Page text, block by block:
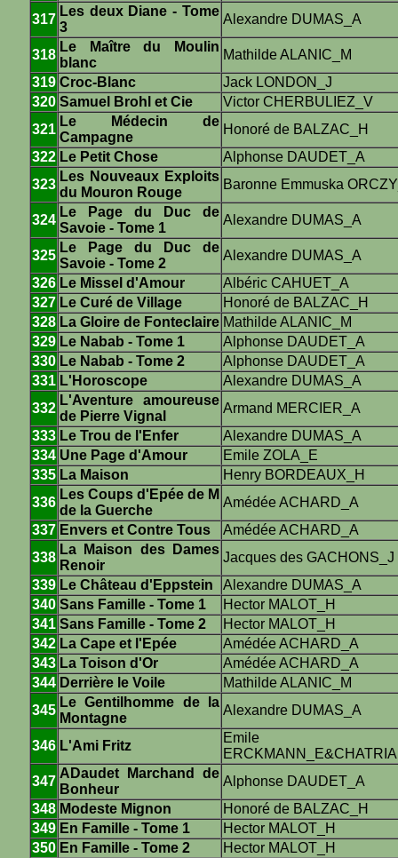
317
Les deux Diane - Tome
3
Alexandre DUMAS_A
318
Le Maître du Moulin
blanc
Mathilde ALANIC_M
319 Croc-Blanc
Jack LONDON_J
320 Samuel Brohl et Cie
Victor CHERBULIEZ_V
321
Le Médecin de
Campagne
Honoré de BALZAC_H
322 Le Petit Chose
Alphonse DAUDET_A
323
Les Nouveaux Exploits
du Mouron Rouge
Baronne Emmuska
324
Le Page du Duc de
Savoie - Tome 1
Alexandre DUMAS_A
325
Le Page du Duc de
Savoie - Tome 2
Alexandre DUMAS_A
326 Le Missel d'Amour
Albéric CAHUET_A
327 Le Curé de Village
Honoré de BALZAC_H
328 La Gloire de Fonteclaire Mathilde ALANIC_M
329 Le Nabab - Tome 1
Alphonse DAUDET_A
330 Le Nabab - Tome 2
Alphonse DAUDET_A
331 L'Horoscope
Alexandre DUMAS_A
332
L'Aventure amoureuse
de Pierre Vignal
Armand MERCIER_A
333 Le Trou de l'Enfer
Alexandre DUMAS_A
334 Une Page d'Amour
Emile ZOLA_E
335 La Maison
Henry BORDEAUX_H
336
Les Coups d'Epée de M
de la Guerche
Amédée ACHARD_A
337 Envers et Contre Tous
Amédée ACHARD_A
338
La Maison des Dames
Renoir
Jacques des GACHONS_J
339 Le Château d'Eppstein
Alexandre DUMAS_A
340 Sans Famille - Tome 1
Hector MALOT_H
341 Sans Famille - Tome 2
Hector MALOT_H
342 La Cape et l'Epée
Amédée ACHARD_A
343 La Toison d'Or
Amédée ACHARD_A
344 Derrière le Voile
Mathilde ALANIC_M
345
Le Gentilhomme de la
Montagne
Alexandre DUMAS_A
346 L'Ami Fritz
Emile
347
ADaudet Marchand de
Bonheur
Alphonse DAUDET_A
348 Modeste Mignon
Honoré de BALZAC_H
349 En Famille - Tome 1
Hector MALOT_H
350 En Famille - Tome 2 Hector MALOT_H